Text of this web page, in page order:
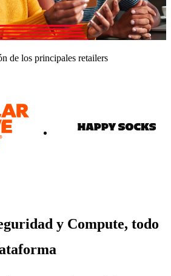
de los principales retailers
y Compute, todo